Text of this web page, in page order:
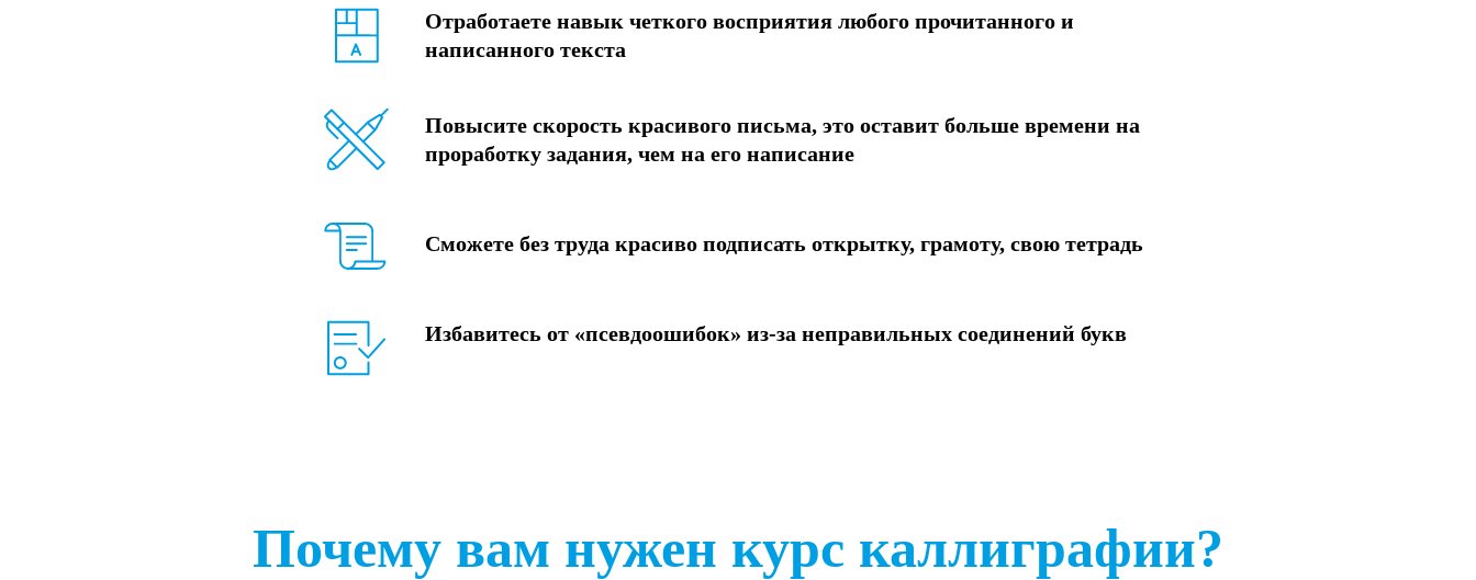
Отработаете навык четкого восприятия любого прочитанного и
написанного текста
Повысите скорость красивого письма, это оставит больше времени на
проработку задания, чем на его написание
Сможете без труда красиво подписать открытку, грамоту, свою тетрадь
Избавитесь от «псевдоошибок» из-за неправильных соединений букв
Почему вам нужен курс каллиграфии?